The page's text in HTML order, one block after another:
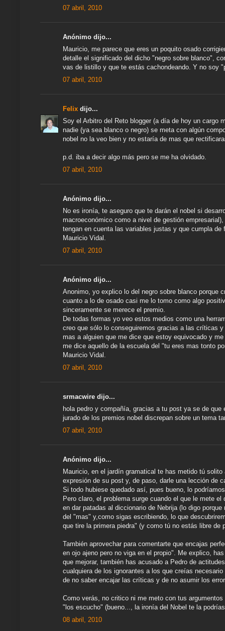
07 abril, 2010
Anónimo dijo...
Mauricio, me parece que eres un poquito osado
detalle el significado del dicho "negro sobre blanco",
vas de listillo y que te estás cachondeando. Y no soy
07 abril, 2010
Felix dijo...
Soy el Arbitro del Reto blogger (a día de hoy un cargo
nadie (ya sea blanco o negro) se meta con algún
nobel no la veo bien y no estaría de mas que
p.d. iba a decir algo más pero se me ha olvidado.
07 abril, 2010
Anónimo dijo...
No es ironía, te aseguro que te darán el nobel si
macroeconómico como a nivel de gestión
tengan en cuenta las variables justas y que cumpla
Mauricio Vidal.
07 abril, 2010
Anónimo dijo...
Anonimo, yo explico lo del negro sobre blanco porque
cuanto a lo de osado casi me lo tomo como algo
sinceramente se merece el premio.
De todas formas yo veo estos medios como una
creo que sólo lo conseguiremos gracias a las críticas
mas a alguien que me dice que estoy equivocado y
me dice aquello de la escuela del "tu eres mas tonto
Mauricio Vidal.
07 abril, 2010
srmacwire dijo...
hola pedro y compañía, gracias a tu post ya se de
jurado de los premios nobel discrepan sobre un tema
07 abril, 2010
Anónimo dijo...
Mauricio, en el jardín gramatical te has metido tú
expresión de su post y, de paso, darle una lección de
Si todo hubiese quedado así, pues bueno, lo
Pero claro, el problema surge cuando el que le mete
en dar patadas al diccionario de Nebrija (lo digo
del "mas" y,como sigas escribiendo, lo que
que tire la primera piedra" (y como tú no estás libre
También aprovechar para comentarte que encajas
en ojo ajeno pero no viga en el propio". Me explico,
que mejorar, también has acusado a Pedro de
cualquiera de los ignorantes a los que creías
de no saber encajar las críticas y de no asumir los
Como verás, no critico ni me meto con tus
"los escucho" (bueno..., la ironía del Nobel te la
08 abril, 2010